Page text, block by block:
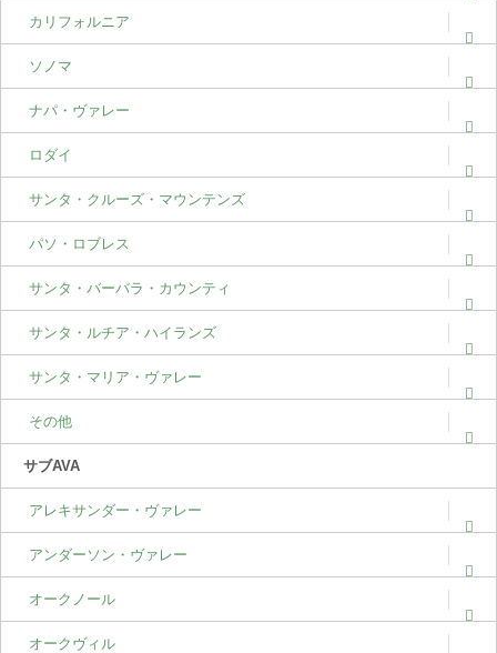
カリフォルニア
ソノマ
ナパ・ヴァレー
ロダイ
サンタ・クルーズ・マウンテンズ
パソ・ロブレス
サンタ・バーバラ・カウンティ
サンタ・ルチア・ハイランズ
サンタ・マリア・ヴァレー
その他
サブAVA
アレキサンダー・ヴァレー
アンダーソン・ヴァレー
オークノール
オークヴィル